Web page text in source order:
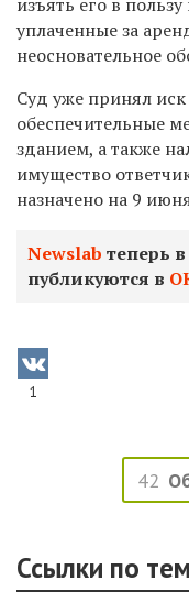
уплаченные за
неосновательное
Суд уже принял
обеспечительные
зданием, а также
имущество
назначено на 9
Newslab теперь в
публикуются в
1
42
Ссылки по